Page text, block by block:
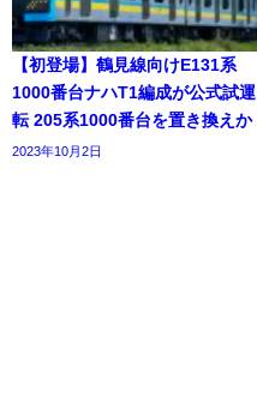
【初登場】鶴見線向けE131系
1000番台ナハT1編成が公式試運
転 205系1000番台を置き換えか
2023年10月2日